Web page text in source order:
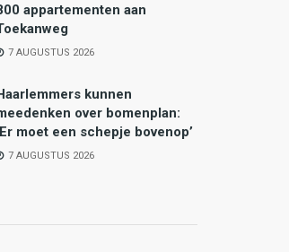
appartementen aan
7 AUGUSTUS 2026
kunnen
over bomenplan:
moet een schepje bovenop’
7 AUGUSTUS 2026